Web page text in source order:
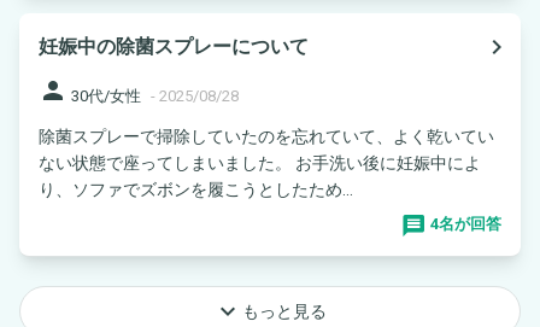
妊娠中の除菌スプレーについて
navigate_next
person 30代/女性 - 2025/08/28
除菌スプレーで掃除していたのを忘れていて、よく乾いてい
ない状態で座ってしまいました。 お手洗い後に妊娠中によ
り、ソファでズボンを履こうとしたため...
4名が回答
keyboard_arrow_down もっと見る